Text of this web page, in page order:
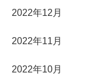
2022年12月
2022年11月
2022年10月